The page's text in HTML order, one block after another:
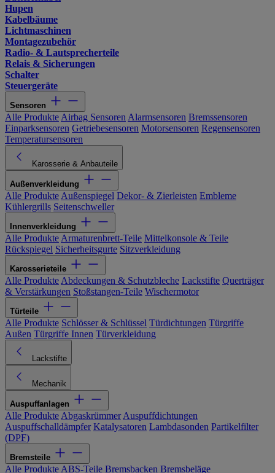
Hupen
Kabelbäume
Lichtmaschinen
Montagezubehör
Radio- & Lautsprecherteile
Relais & Sicherungen
Schalter
Steuergeräte
Sensoren
Alle Produkte Airbag Sensoren Alarmsensoren Bremssensoren
Einparksensoren Getriebesensoren Motorsensoren Regensensoren
Temperatursensoren
Karosserie & Anbauteile
Außenverkleidung
Alle Produkte Außenspiegel Dekor- & Zierleisten Embleme
Kühlergrills Seitenschweller
Innenverkleidung
Alle Produkte Armaturenbrett-Teile Mittelkonsole & Teile
Rückspiegel Sicherheitsgurte Sitzverkleidung
Karosserieteile
Alle Produkte Abdeckungen & Schutzbleche Lackstifte Querträger
& Verstärkungen Stoßstangen-Teile Wischermotor
Türteile
Alle Produkte Schlösser & Schlüssel Türdichtungen Türgriffe
Außen Türgriffe Innen Türverkleidung
Lackstifte
Mechanik
Auspuffanlagen
Alle Produkte Abgaskrümmer Auspuffdichtungen
Auspuffschalldämpfer Katalysatoren Lambdasonden Partikelfilter
(DPF)
Bremsteile
Alle Produkte ABS-Teile Bremsbacken Bremsbeläge